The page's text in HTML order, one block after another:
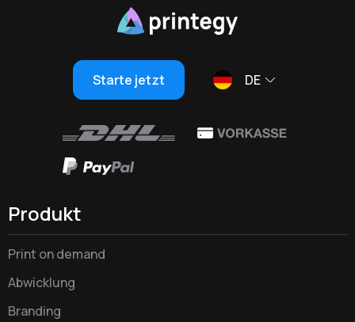
Starte jetzt DE
Produkt
Print on demand
Abwicklung
Branding